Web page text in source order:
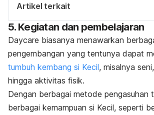
Artikel terkait
5. Kegiatan dan pembelajaran
Daycare biasanya menawarkan
pengembangan yang tentunya dapat
tumbuh kembang si Kecil, misalnya
hingga aktivitas fisik.
Dengan berbagai metode pengasuhan
berbagai kemampuan si Kecil, seperti